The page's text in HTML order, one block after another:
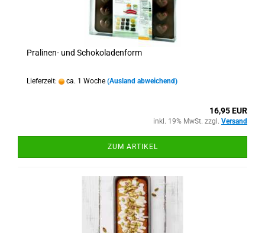
Pralinen- und Schokoladenform
Lieferzeit: ca. 1 Woche (Ausland abweichend)
16,95 EUR
inkl. 19% MwSt. zzgl. Versand
ZUM ARTIKEL